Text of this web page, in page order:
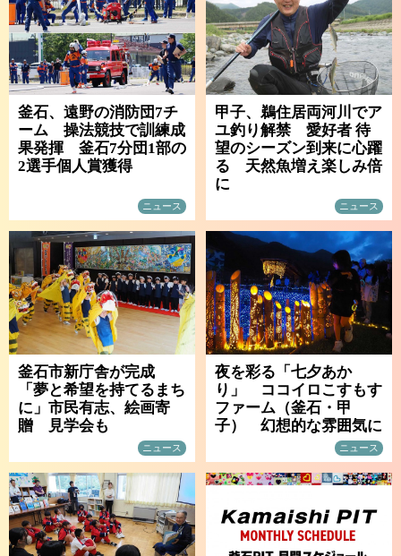
釜石、遠野の消防団7チ
ーム 操法競技で訓練成
果発揮 釜石7分団1部の
2選手個人賞獲得
ニュース
甲子、鵜住居両河川でア
ユ釣り解禁 愛好者 待
望のシーズン到来に心躍
る 天然魚増え楽しみ倍
に
ニュース
釜石市新庁舎が完成
「夢と希望を持てるまち
に」市民有志、絵画寄
贈 見学会も
ニュース
夜を彩る「七夕あか
り」 ココイロこすもす
ファーム（釜石・甲
子） 幻想的な雰囲気に
ニュース